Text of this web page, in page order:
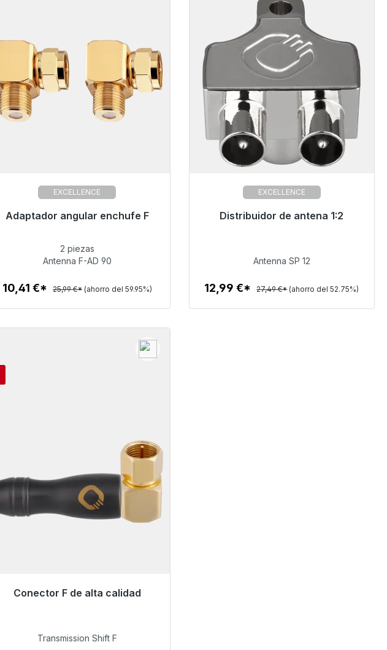
EXCELLENCE
Adaptador angular enchufe F
Listo para envío inmediato, plazo de
10,41 €
Detalles
2 piezas
Antenna F-AD 90
10,41 €* 25,99 €* (ahorro del 59.95%)
EXCELLENCE
Distribuidor de antena 1:2
Listo para envío inmediato, plazo de
12,99 €
Detalles
Antenna SP 12
12,99 €* 27,49 €* (ahorro del 52.75%)
Conector F de alta calidad
Listo para envío inmediato, plazo de
6,79 €
Transmission Shift F